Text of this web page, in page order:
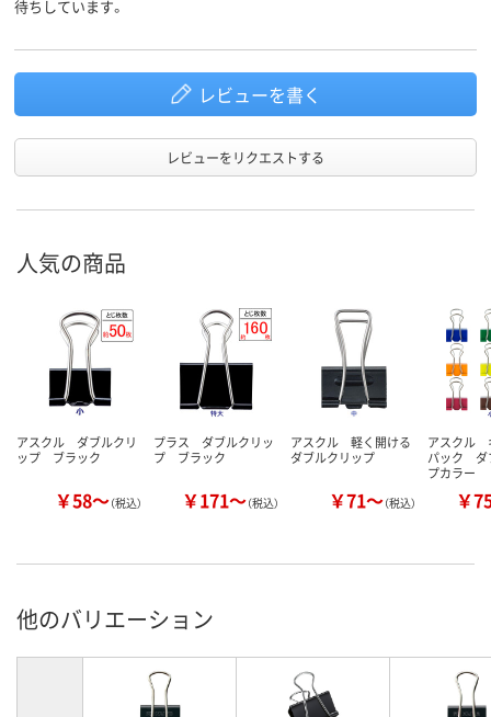
待ちしています。
レビューを書く
レビューをリクエストする
人気の商品
アスクル ダブルクリ
ップ ブラック
￥58～（税込）
プラス ダブルクリッ
プ ブラック
￥171～（税込）
アスクル 軽く開ける
ダブルクリップ
￥71～（税込）
アスクル
パック ダ
プカラー
￥
他のバリエーション